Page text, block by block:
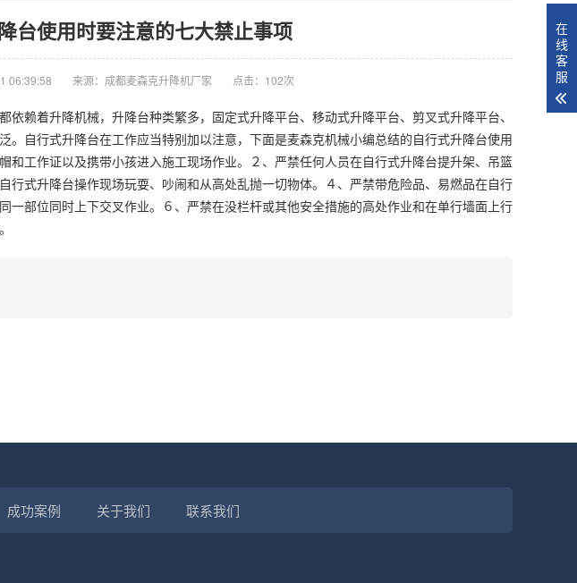
台使用时要注意的七大禁止事项
06:39:58 来源：成都麦森克升降机厂家 点击：102次
赖着升降机械，升降台种类繁多，固定式升降平台、移动式升降平台、剪叉式升降平台、
。自行式升降台在工作应当特别加以注意，下面是麦森克机械小编总结的自行式升降台使用
和工作证以及携带小孩进入施工现场作业。２、严禁任何人员在自行式升降台提升架、吊篮
行式升降台操作现场玩耍、吵闹和从高处乱抛一切物体。４、严禁带危险品、易燃品在自行
一部位同时上下交叉作业。６、严禁在没栏杆或其他安全措施的高处作业和在单行墙面上行
成功案例 关于我们 联系我们
在
线
客
服